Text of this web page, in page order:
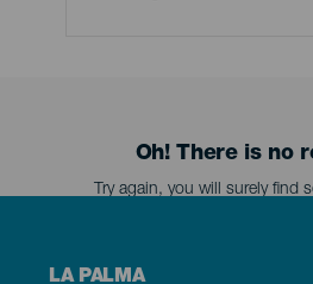
Oh! There is no
Try again, you will surely find
Menú
LA PALMA